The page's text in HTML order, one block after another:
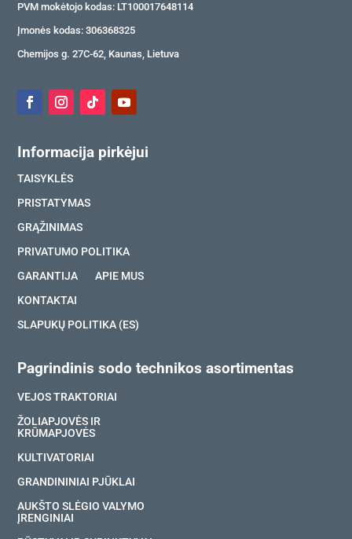
PVM mokėtojo kodas: LT100017648114
Įmonės kodas: 306368325
Chemijos g. 27C-62, Kaunas, Lietuva
Informacija pirkėjui
TAISYKLĖS
PRISTATYMAS
GRĄŽINIMAS
PRIVATUMO POLITIKA
GARANTIJA
APIE MUS
KONTAKTAI
SLAPUKŲ POLITIKA (ES)
Pagrindinis sodo technikos asortimentas
VEJOS TRAKTORIAI
ŽOLIAPJOVĖS IR
KRŪMAPJOVĖS
KULTIVATORIAI
GRANDININIAI PJŪKLAI
AUKŠTO SLĖGIO VALYMO
ĮRENGINIAI